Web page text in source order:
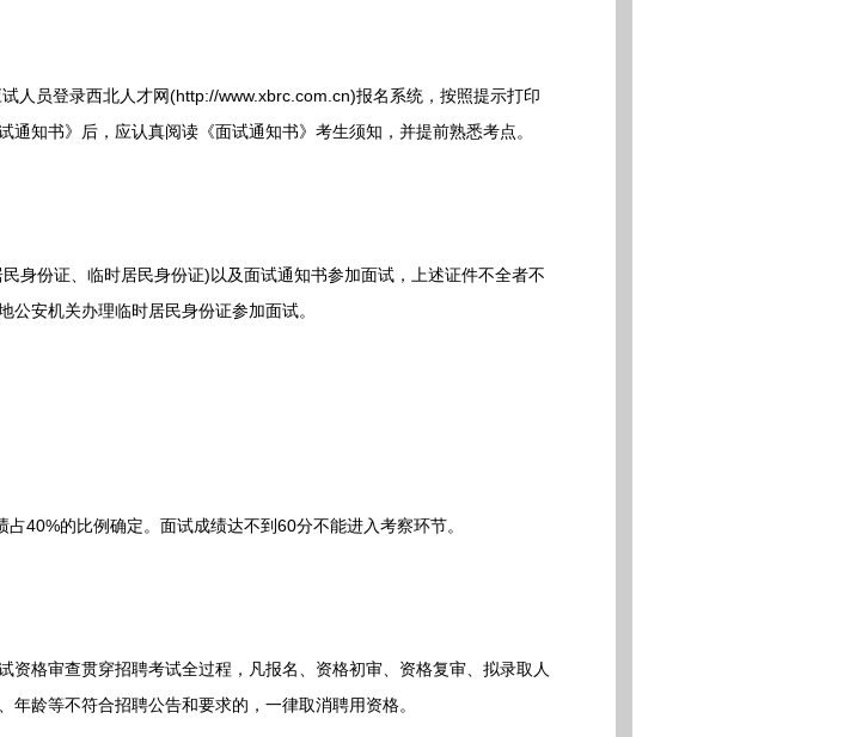
员登录西北人才网(http://www.xbrc.com.cn)报名系统，按照提示打印
知书》后，应认真阅读《面试通知书》考生须知，并提前熟悉考点。
份证、临时居民身份证)以及面试通知书参加面试，上述证件不全者不
安机关办理临时居民身份证参加面试。
的比例确定。面试成绩达不到60分不能进入考察环节。
格审查贯穿招聘考试全过程，凡报名、资格初审、资格复审、拟录取人
龄等不符合招聘公告和要求的，一律取消聘用资格。